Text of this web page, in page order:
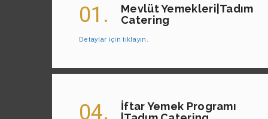
01.
Mevlüt Yemekleri|Tadım
Catering
Detaylar için tıklayın.
04.
İftar Yemek Programı